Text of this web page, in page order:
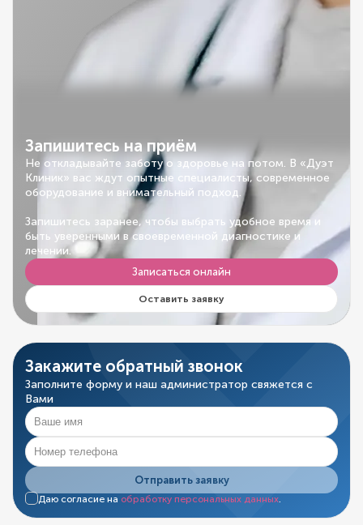
Запишитесь на приём
Не откладывайте заботу о здоровье на потом. В «Дуэт
Клиник» вас ждут опытные специалисты, современное
оборудование и внимательный подход.
Запишитесь заранее, чтобы выбрать удобное время и
быть уверенными в своевременной диагностике и
лечении.
Записаться онлайн
Оставить заявку
Закажите обратный звонок
Заполните форму и наш администратор свяжется с
Вами
Отправить заявку
Даю согласие на обработку персональных данных